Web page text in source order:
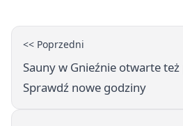
<< Poprzedni
Sauny w Gnieźnie otwarte
Sprawdź nowe godziny